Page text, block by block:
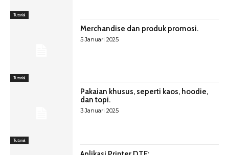
Tutorial
Tutorial
Merchandise dan produk promosi.
5 Januari 2025
Tutorial
Pakaian khusus, seperti kaos, hoodie,
dan topi.
3 Januari 2025